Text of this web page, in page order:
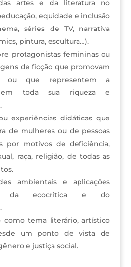
artes e da literatura no
equidade e inclusão
séries de TV, narrativa
pintura, escultura…).
protagonistas femininas ou
de ficção que promovam
ou que representem a
em toda sua riqueza e
experiências didáticas que
de mulheres ou de pessoas
por motivos de deficiência,
raça, religião, de todas as
ambientais e aplicações
da ecocrítica e do
como tema literário, artístico
um ponto de vista de
e justiça social.